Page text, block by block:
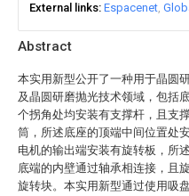
Abstract
本实用新型公开了一种用于晶圆
及晶圆研磨抛光技术领域，包括
个拐角处均安装有支撑杆，且支
筒，所述底座的顶端中间位置处
电机的输出端安装有旋转板，所
底端的内壁通过轴承相连接，且
旋转块。本实用新型通过使用吸
External links Espacenet